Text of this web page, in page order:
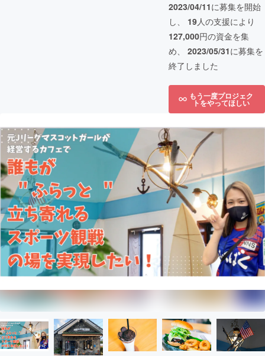
2023/04/11に募集を開始
し、 19人の支援により
127,000円の資金を集
め、 2023/05/31に募集を
終了しました
もう一度プロジェク
トをやってほしい